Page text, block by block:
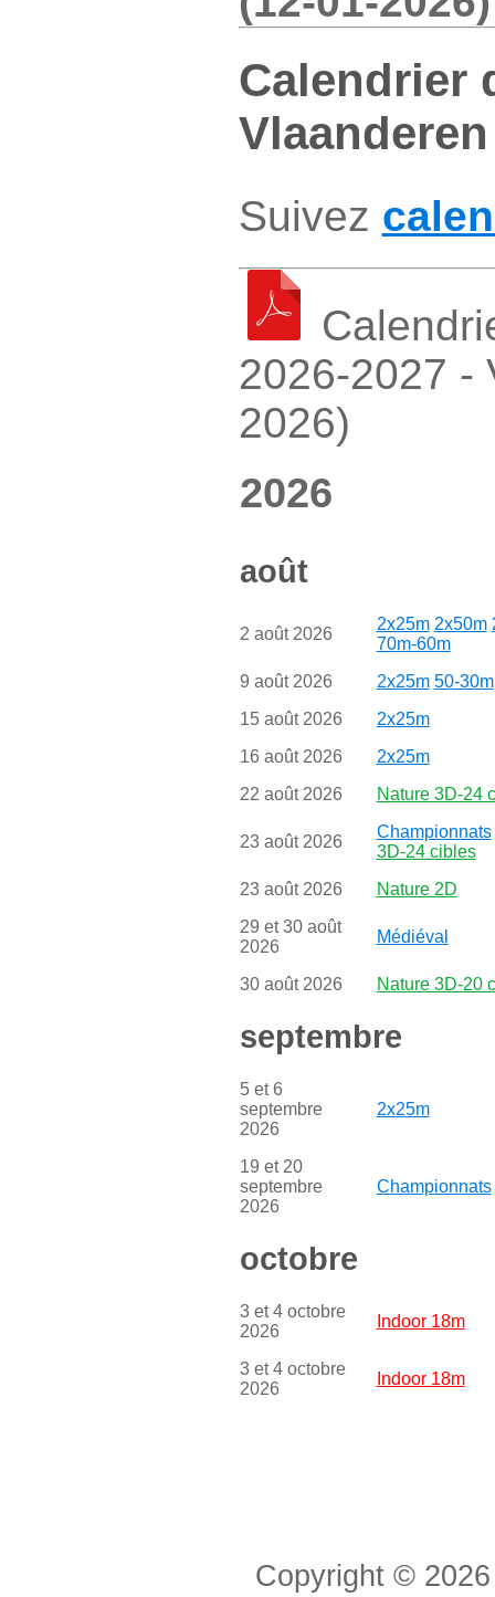
Calendrier
Vlaanderen
Suivez
2026-2027 -
2026)
2026
août
2 août 2026
2x25m 2x50m
70m-60m
9 août 2026
2x25m 50-30m
15 août 2026
2x25m
16 août 2026
2x25m
22 août 2026
Nature 3D-24
23 août 2026
Championnats
3D-24 cibles
23 août 2026
Nature 2D
29 et 30 août
2026
Médiéval
30 août 2026 Nature 3D-20
septembre
5 et 6
septembre
2026
2x25m
19 et 20
septembre
2026
Championnats
octobre
3 et 4 octobre
2026
Indoor 18m
3 et 4 octobre
2026
Indoor 18m
Copyright ©